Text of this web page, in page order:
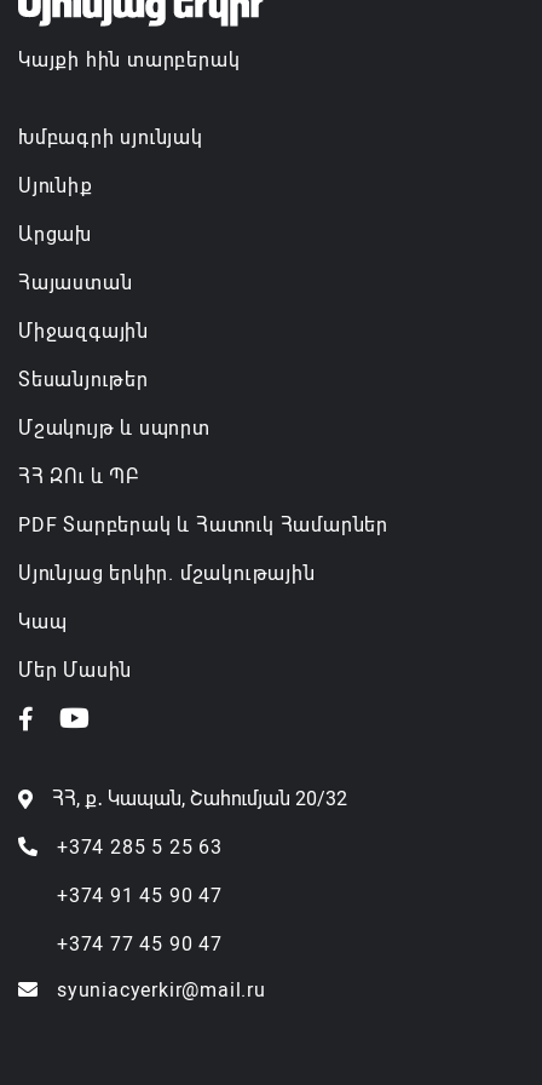
ժողովրդի շահերի պաշտպանության գործը
06.08.2026 14:18
Անդրանիկ Սիմոնյանը վերանշանակվել է ԱԱԾ
ազատվել է պաշտոնից
06.08.2026 14:16
նախարարությունների անվանումները
06.08.2026 12:45
Կայքի հին տարբերակ
Խմբագրի սյունյակ
Սյունիք
Արցախ
Հայաստան
Միջազգային
Տեսանյութեր
Մշակույթ և սպորտ
ՀՀ ԶՈւ և ՊԲ
PDF Տարբերակ և Հատուկ Համարներ
Սյունյաց երկիր. մշակութային
Կապ
Մեր Մասին
ՀՀ, ք․ Կապան, Շահումյան 20/32
+374 285 5 25 63
+374 91 45 90 47
+374 77 45 90 47
syuniacyerkir@mail.ru